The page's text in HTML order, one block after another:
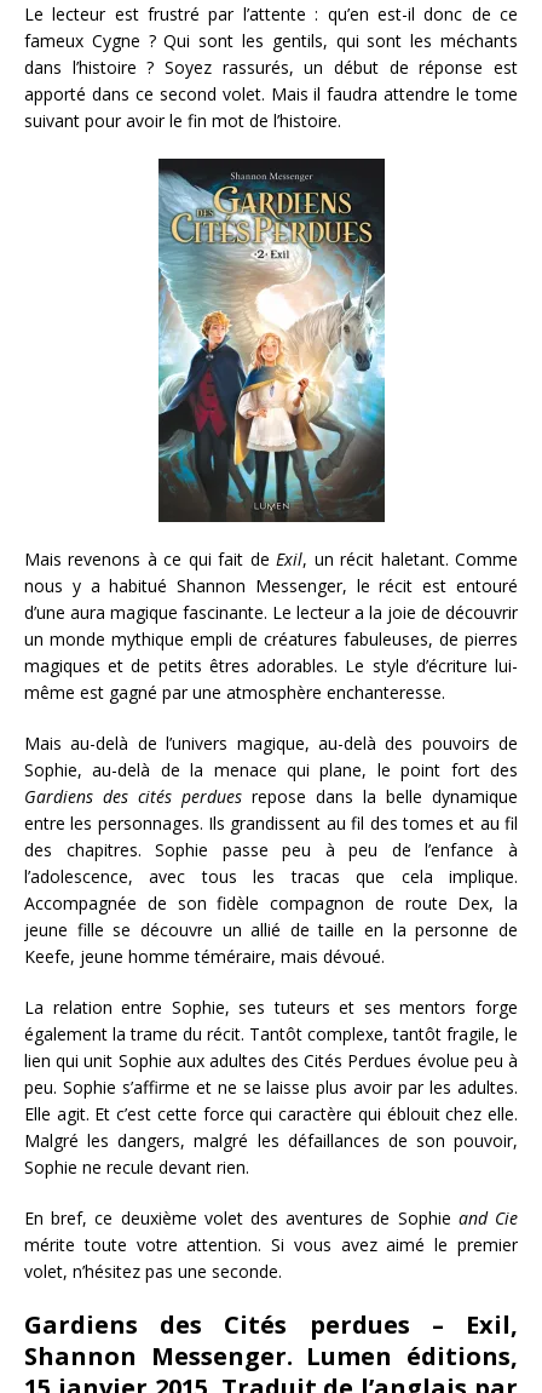
Le lecteur est frustré par l’attente : qu’en est-il donc de ce
fameux Cygne ? Qui sont les gentils, qui sont les méchants
dans l’histoire ? Soyez rassurés, un début de réponse est
apporté dans ce second volet. Mais il faudra attendre le tome
suivant pour avoir le fin mot de l’histoire.
Mais revenons à ce qui fait de Exil, un récit haletant. Comme
nous y a habitué Shannon Messenger, le récit est entouré
d’une aura magique fascinante. Le lecteur a la joie de découvrir
un monde mythique empli de créatures fabuleuses, de pierres
magiques et de petits êtres adorables. Le style d’écriture lui-
même est gagné par une atmosphère enchanteresse.
Mais au-delà de l’univers magique, au-delà des pouvoirs de
Sophie, au-delà de la menace qui plane, le point fort des
Gardiens des cités perdues repose dans la belle dynamique
entre les personnages. Ils grandissent au fil des tomes et au fil
des chapitres. Sophie passe peu à peu de l’enfance à
l’adolescence, avec tous les tracas que cela implique.
Accompagnée de son fidèle compagnon de route Dex, la
jeune fille se découvre un allié de taille en la personne de
Keefe, jeune homme téméraire, mais dévoué.
La relation entre Sophie, ses tuteurs et ses mentors forge
également la trame du récit. Tantôt complexe, tantôt fragile, le
lien qui unit Sophie aux adultes des Cités Perdues évolue peu à
peu. Sophie s’affirme et ne se laisse plus avoir par les adultes.
Elle agit. Et c’est cette force qui caractère qui éblouit chez elle.
Malgré les dangers, malgré les défaillances de son pouvoir,
Sophie ne recule devant rien.
En bref, ce deuxième volet des aventures de Sophie and Cie
mérite toute votre attention. Si vous avez aimé le premier
volet, n’hésitez pas une seconde.
Gardiens des Cités perdues – Exil,
Shannon Messenger. Lumen éditions,